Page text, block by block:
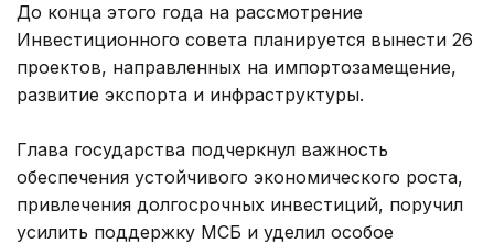
До конца этого года на рассмотрение
Инвестиционного совета планируется вынести 26
проектов, направленных на импортозамещение,
развитие экспорта и инфраструктуры.
Глава государства подчеркнул важность
обеспечения устойчивого экономического роста,
привлечения долгосрочных инвестиций, поручил
усилить поддержку МСБ и уделил особое